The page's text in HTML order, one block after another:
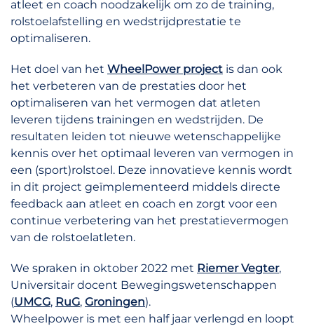
atleet en coach noodzakelijk om zo de training,
rolstoelafstelling en wedstrijdprestatie te
optimaliseren.
Het doel van het WheelPower project is dan ook
het verbeteren van de prestaties door het
optimaliseren van het vermogen dat atleten
leveren tijdens trainingen en wedstrijden. De
resultaten leiden tot nieuwe wetenschappelijke
kennis over het optimaal leveren van vermogen in
een (sport)rolstoel. Deze innovatieve kennis wordt
in dit project geïmplementeerd middels directe
feedback aan atleet en coach en zorgt voor een
continue verbetering van het prestatievermogen
van de rolstoelatleten.
We spraken in oktober 2022 met Riemer Vegter,
Universitair docent Bewegingswetenschappen
(UMCG, RuG, Groningen).
Wheelpower is met een half jaar verlengd en loopt